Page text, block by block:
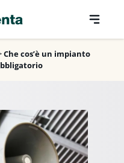
Che cos’è un impianto